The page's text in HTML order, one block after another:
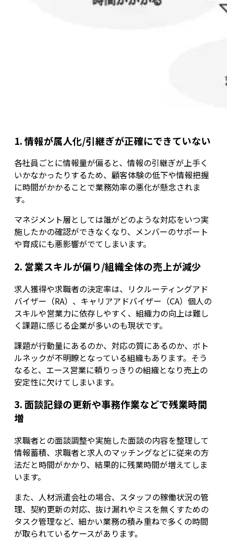
1. 情報が属人化/引継ぎが正確にできていない
各社員ごとに情報量が偏ると、情報の引継ぎが上手く
いかなかったりするため、顧客体験の低下や情報把握
に時間がかかることで業務効率の悪化が懸念されま
す。
マネジメント層としては誰がどのような対応をいつ実
施したかの確認ができなくなり、メンバーのサポート
や育成にも悪影響がでてしまいます。
2. 営業スキルが偏り/組織全体の売上が減少
求人獲得や求職者の決定率は、リクルーティングアド
バイザー（RA）、キャリアアドバイザー（CA）個人の
スキルや営業力に依存しやすく、組織力の向上は難し
く課題に感じる企業が多いのも現状です。
課題が行動量にあるのか、対応の質にあるのか、ボト
ルネックが不明瞭となっている組織もあります。そう
なると、エース営業に頼りっきりの組織となり売上の
安定性に欠けてしまいます。
3. 面談記録の更新や事務作業などで残業時間
増
求職者との面談調整や実施した面談の内容を整理して
情報蓄積、求職者と求人のマッチングなどに従来の方
法だと時間がかかり、結果的に残業時間が増えてしま
います。
また、人材派遣会社の場合、スタッフの稼働状況の管
理、契約更新の対応、抜け漏れやミスを無くすための
タスク管理など、細かい業務の積み重ねで多くの時間
が取られているケースがあります。